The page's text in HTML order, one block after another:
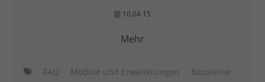
10.04.15
Mehr
FAQ Module und Erweiterungen Bausteine